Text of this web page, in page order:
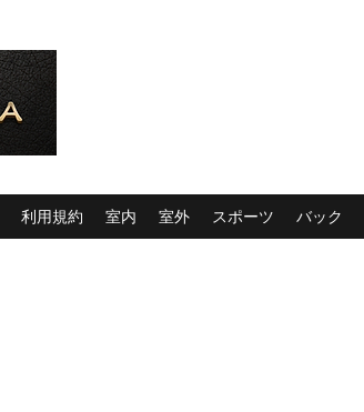
利用規約 室内 室外 スポーツ バック